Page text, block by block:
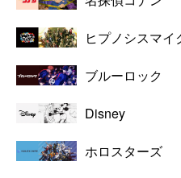
ヒプノシスマ
ブルーロック
Disney
ホロスターズ